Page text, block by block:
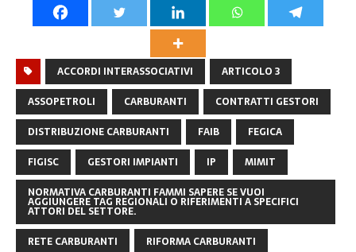
ACCORDI INTERASSOCIATIVI
ARTICOLO 3
ASSOPETROLI
CARBURANTI
CONTRATTI GESTORI
DISTRIBUZIONE CARBURANTI
FAIB
FEGICA
FIGISC
GESTORI IMPIANTI IP
MIMIT
NORMATIVA CARBURANTI FAMMI SAPERE SE VUOI
AGGIUNGERE TAG REGIONALI O RIFERIMENTI A SPECIFICI
ATTORI DEL SETTORE.
RETE CARBURANTI
RIFORMA CARBURANTI